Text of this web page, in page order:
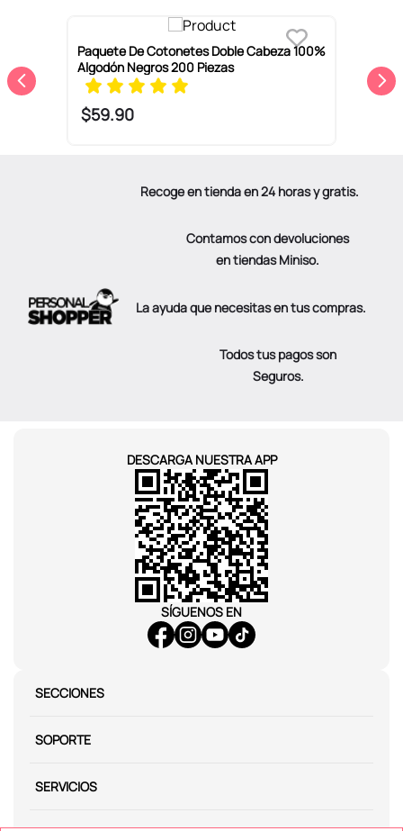
Paquete De Cotonetes Doble Cabeza 100%
Algodón Negros 200 Piezas
$59.90
Recoge en tienda en 24 horas y gratis.
Contamos con devoluciones
en tiendas Miniso.
La ayuda que necesitas en tus compras.
Todos tus pagos son
Seguros.
DESCARGA NUESTRA APP
SÍGUENOS EN
SECCIONES
SOPORTE
SERVICIOS